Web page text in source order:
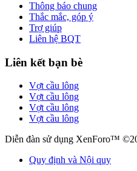
Thông báo chung
Thắc mắc, góp ý
Trợ giúp
Liên hệ BQT
Liên kết bạn bè
Vợt cầu lông
Vợt cầu lông
Vợt cầu lông
Vợt cầu lông
Diễn đàn sử dụng XenForo™
Quy định và Nội quy